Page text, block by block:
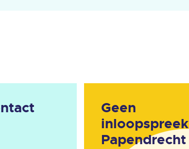
Geen
Papendrecht